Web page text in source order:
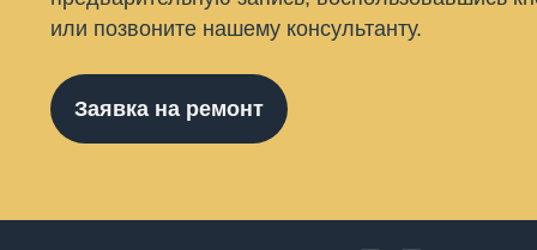
или позвоните нашему консультанту.
Заявка на ремонт